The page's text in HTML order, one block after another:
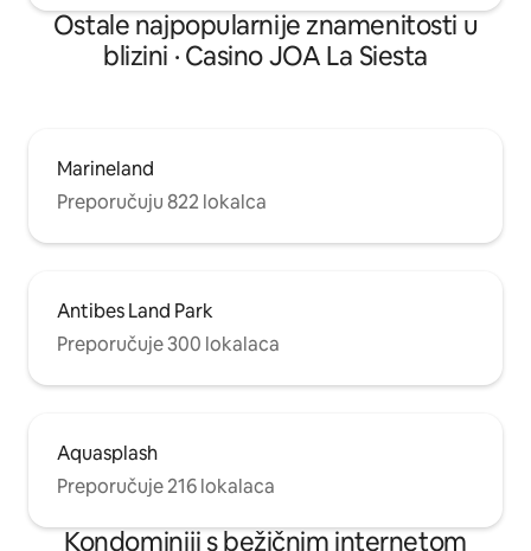
Ostale najpopularnije znamenitosti u
blizini · Casino JOA La Siesta
Marineland
Preporučuju 822 lokalca
Antibes Land Park
Preporučuje 300 lokalaca
Aquasplash
Preporučuje 216 lokalaca
Kondominiji s bežičnim internetom